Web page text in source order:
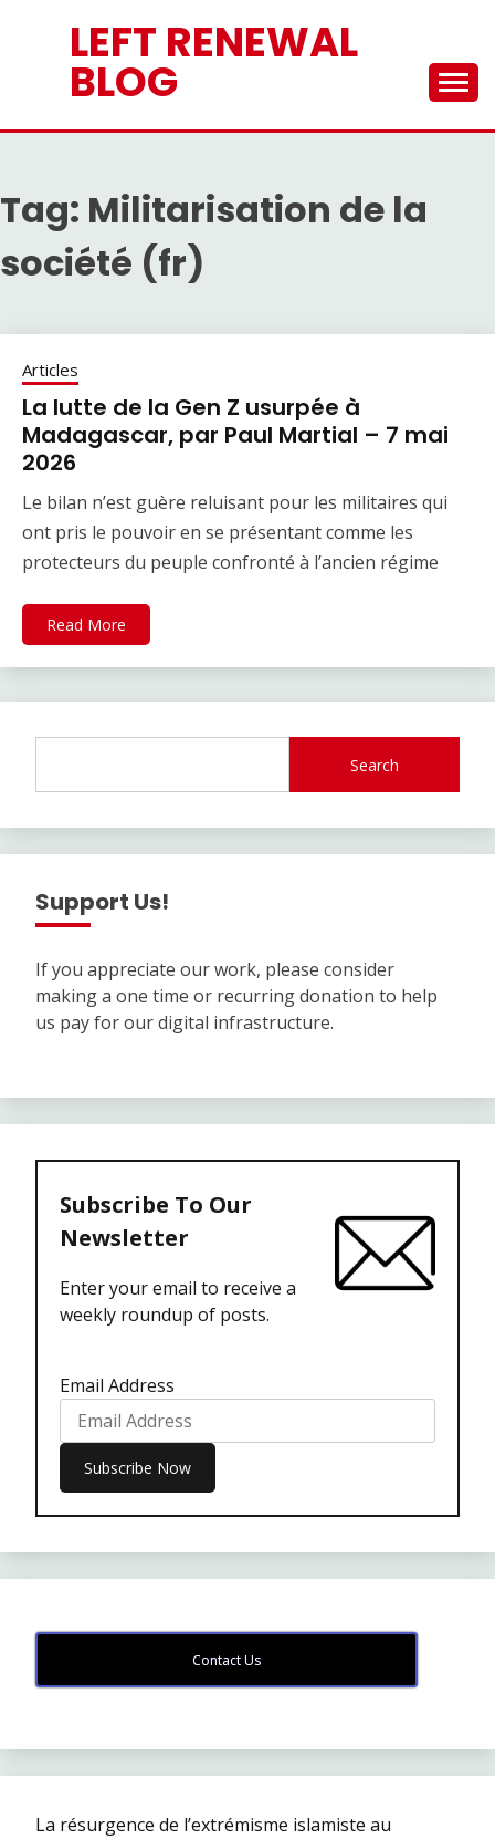
LEFT RENEWAL
BLOG
Tag: Militarisation de la
société (fr)
Articles
La lutte de la Gen Z usurpée à
Madagascar, par Paul Martial – 7 mai
2026
Le bilan n’est guère reluisant pour les militaires qui
ont pris le pouvoir en se présentant comme les
protecteurs du peuple confronté à l’ancien régime
Read More
Search
Support Us!
If you appreciate our work, please consider
making a one time or recurring donation to help
us pay for our digital infrastructure.
Subscribe To Our
Newsletter
Enter your email to receive a
weekly roundup of posts.
Email Address
Contact Us
La résurgence de l’extrémisme islamiste au